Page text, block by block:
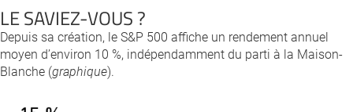
LE SAVIEZ-VOUS ?
Depuis sa création, le S&P 500 affiche un rendement annuel
moyen d’environ 10 %, indépendamment du parti à la Maison-
Blanche (graphique).